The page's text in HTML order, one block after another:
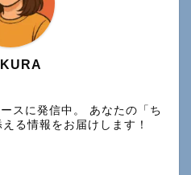
スに発信中。 あなたの「ち
る情報をお届けします！